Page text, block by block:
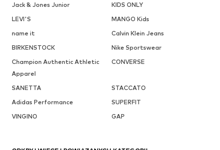
Jack & Jones Junior
KIDS ONLY
LEVI'S
MANGO Kids
name it
Calvin Klein Jeans
BIRKENSTOCK
Nike Sportswear
Champion Authentic Athletic
Apparel
CONVERSE
SANETTA
STACCATO
Adidas Performance
SUPERFIT
VINGINO
GAP